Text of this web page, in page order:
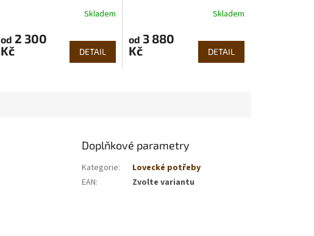
Skladem
od 2 300
Kč
DETAIL
Skladem
od 3 880
Kč
DETAIL
Doplňkové parametry
Kategorie:
Lovecké potřeby
EAN: Zvolte variantu